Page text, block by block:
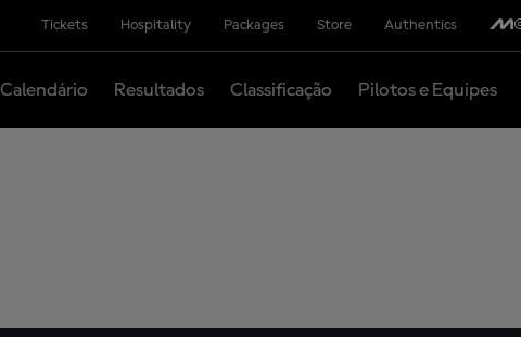
Tickets Hospitality Packages Store Authentics
Calendário Resultados Classificação Pilotos e Equipes